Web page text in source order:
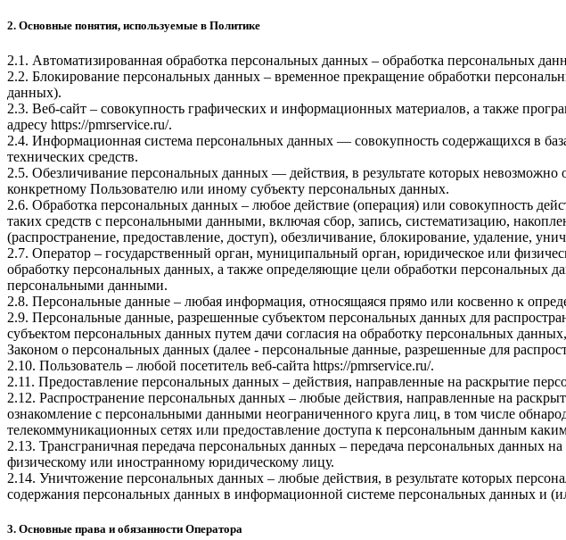
2. Основные понятия, используемые в Политике
2.1. Автоматизированная обработка персональных данных – обработка персональных
2.2. Блокирование персональных данных – временное прекращение обработки
данных).
2.3. Веб-сайт – совокупность графических и информационных материалов, а также
адресу https://pmrservice.ru/.
2.4. Информационная система персональных данных — совокупность содержащихся в
технических средств.
2.5. Обезличивание персональных данных — действия, в результате которых
конкретному Пользователю или иному субъекту персональных данных.
2.6. Обработка персональных данных – любое действие (операция) или совокупность
таких средств с персональными данными, включая сбор, запись, систематизацию,
(распространение, предоставление, доступ), обезличивание, блокирование, удаление,
2.7. Оператор – государственный орган, муниципальный орган, юридическое или
обработку персональных данных, а также определяющие цели обработки персональных
персональными данными.
2.8. Персональные данные – любая информация, относящаяся прямо или косвенно к
2.9. Персональные данные, разрешенные субъектом персональных данных для
субъектом персональных данных путем дачи согласия на обработку персональных
Законом о персональных данных (далее - персональные данные, разрешенные для
2.10. Пользователь – любой посетитель веб-сайта https://pmrservice.ru/.
2.11. Предоставление персональных данных – действия, направленные на раскрытие
2.12. Распространение персональных данных – любые действия, направленные на
ознакомление с персональными данными неограниченного круга лиц, в том числе
телекоммуникационных сетях или предоставление доступа к персональным данным
2.13. Трансграничная передача персональных данных – передача персональных данных
физическому или иностранному юридическому лицу.
2.14. Уничтожение персональных данных – любые действия, в результате которых
содержания персональных данных в информационной системе персональных данных и
3. Основные права и обязанности Оператора